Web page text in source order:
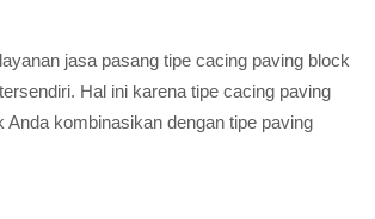
jasa pasang tipe cacing paving block
Hal ini karena tipe cacing paving
Anda kombinasikan dengan tipe paving